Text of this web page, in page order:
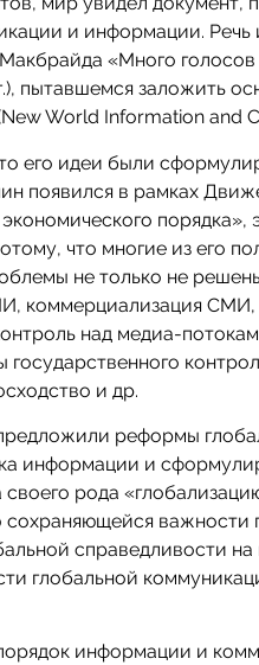
и информации.
«Много
пытавшемся заложить
World Information and
его идеи были
появился в рамках
порядка»,
что многие из его
не только не
коммерциализация
над медиа-
государственного
и др.
реформы
информации и
своего рода
важности
справедливости
глобальной
информации и